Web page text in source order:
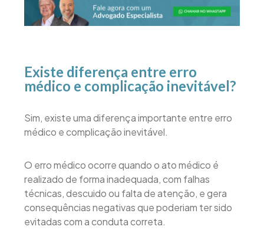
Existe diferença entre erro
médico e complicação inevitável?
Sim, existe uma diferença importante entre erro
médico e complicação inevitável.
O erro médico ocorre quando o ato médico é
realizado de forma inadequada, com falhas
técnicas, descuido ou falta de atenção, e gera
consequências negativas que poderiam ter sido
evitadas com a conduta correta.